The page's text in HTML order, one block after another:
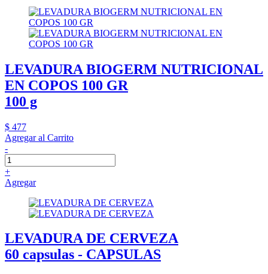
LEVADURA BIOGERM NUTRICIONAL
EN COPOS 100 GR
100 g
$ 477
Agregar al Carrito
-
+
Agregar
LEVADURA DE CERVEZA
60 capsulas - CAPSULAS